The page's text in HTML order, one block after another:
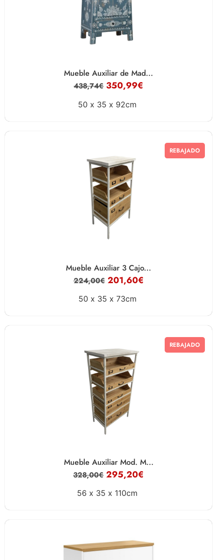
Mueble Auxiliar de Mad...
438,74€ 350,99€
50 x 35 x 92cm
REBAJADO
Mueble Auxiliar 3 Cajo...
224,00€ 201,60€
50 x 35 x 73cm
REBAJADO
Mueble Auxiliar Mod. M...
328,00€ 295,20€
56 x 35 x 110cm